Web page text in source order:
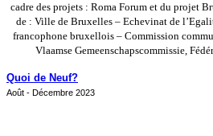
cadre des projets : Roma Forum et du projet
de : Ville de Bruxelles – Echevinat de
francophone bruxellois – Commission
Vlaamse Gemeenschapscommissie,
Quoi de Neuf?
Août - Décembre 2023